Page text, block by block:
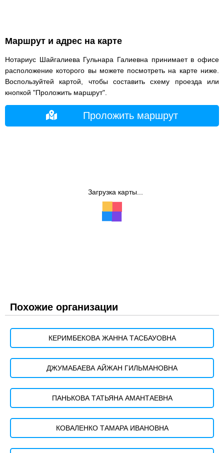
Маршрут и адрес на карте
Нотариус Шайгалиева Гульнара Галиевна принимает в офисе
расположение которого вы можете посмотреть на карте ниже.
Воспользуйтей картой, чтобы составить схему проезда или
кнопкой "Проложить маршрут".
Проложить маршрут
Загрузка карты...
Похожие организации
КЕРИМБЕКОВА ЖАННА ТАСБАУОВНА
ДЖУМАБАЕВА АЙЖАН ГИЛЬМАНОВНА
ПАНЬКОВА ТАТЬЯНА АМАНТАЕВНА
КОВАЛЕНКО ТАМАРА ИВАНОВНА